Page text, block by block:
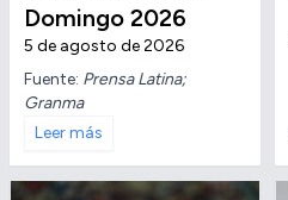
Domingo 2026
5 de agosto de 2026
Fuente: Prensa Latina;
Granma
Leer más